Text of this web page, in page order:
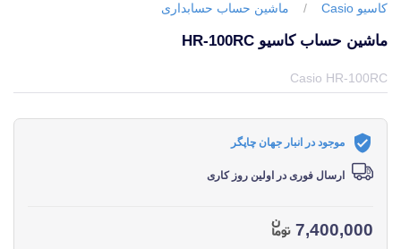
کاسیو Casio / ماشین حساب حسابداری
ماشین حساب کاسیو HR-100RC
Casio HR-100RC
موجود در انبار جهان چاپگر
ارسال فوری در اولین روز کاری
7,400,000